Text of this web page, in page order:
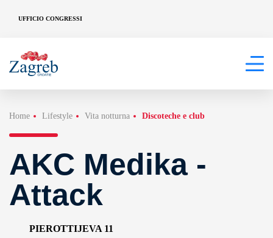
UFFICIO CONGRESSI
Home Lifestyle Vita notturna Discoteche e club
AKC Medika -
Attack
PIEROTTIJEVA 11